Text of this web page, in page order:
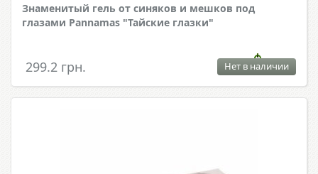
Знаменитый гель от синяков и мешков под
глазами Pannamas "Тайские глазки"
299.2 грн. Нет в наличии